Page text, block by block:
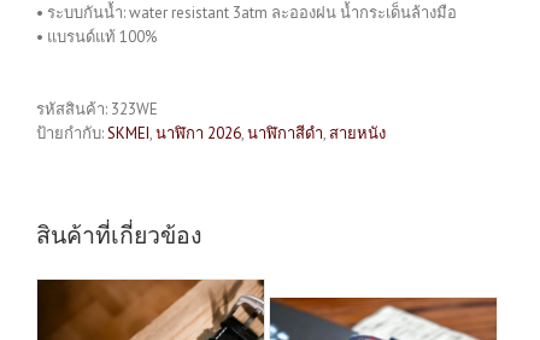
• ระบบกันน้ำ: water resistant 3atm ละอองฝน น้ำกระเด็นล้างมือ
• แบรนด์แท้ 100%
รหัสสินค้า: 323WE
ป้ายกำกับ:SKMEI,นาฬิกา 2026,นาฬิกาสีดำ,สายหนัง
สินค้าที่เกี่ยวข้อง